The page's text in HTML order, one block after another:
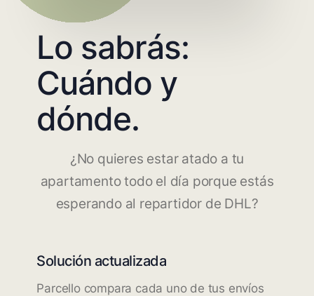
Lo sabrás:
Cuándo y
dónde.
¿No quieres estar atado a tu
apartamento todo el día porque estás
esperando al repartidor de DHL?
Solución actualizada
Parcello compara cada uno de tus envíos